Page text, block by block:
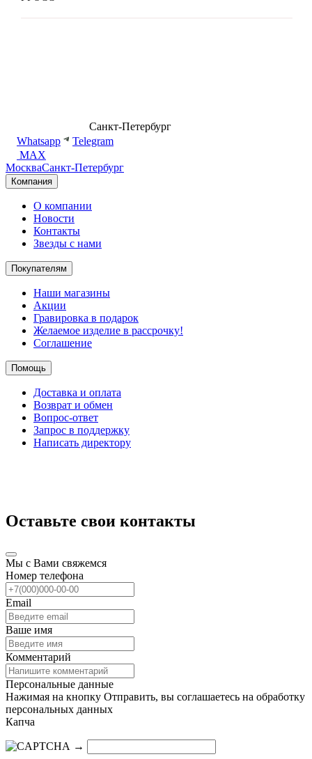
Санкт-Петербург
Whatsapp
Telegram
MAX
МоскваСанкт-Петербург
Компания
О компании
Новости
Контакты
Звезды с нами
Покупателям
Наши магазины
Акции
Гравировка в подарок
Желаемое изделие в рассрочку!
Соглашение
Помощь
Доставка и оплата
Возврат и обмен
Вопрос-ответ
Запрос в поддержку
Написать директору
Оставьте свои контакты
Мы с Вами свяжемся
Номер телефона
Email
Ваше имя
Комментарий
Персональные данные
Нажимая на кнопку Отправить, вы соглашаетесь на обработку
персональных данных
Капча
→